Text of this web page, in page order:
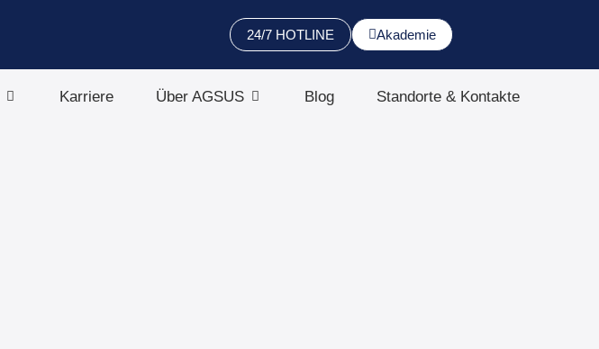
24/7 HOTLINE Akademie
Karriere Über AGSUS Blog Standorte & Kontakte